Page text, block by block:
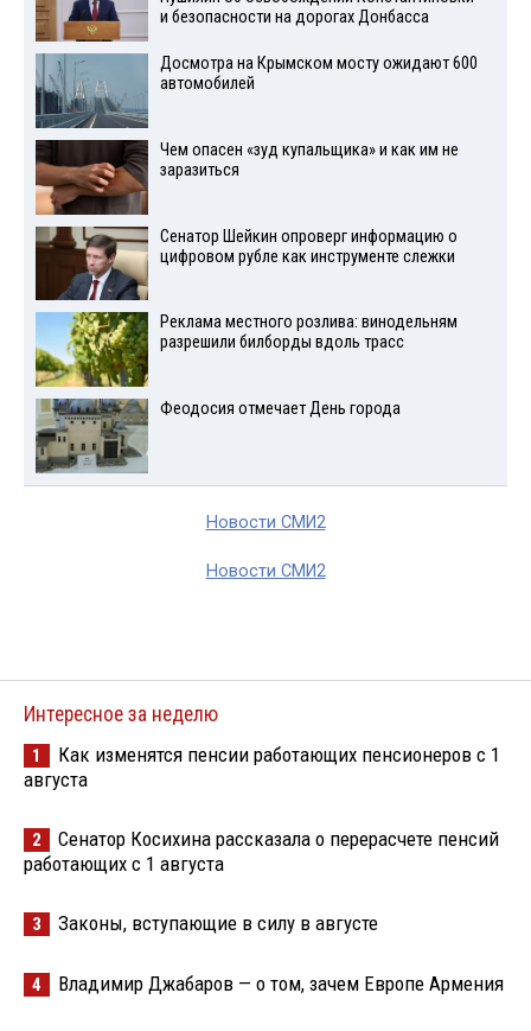
и безопасности на дорогах Донбасса
Досмотра на Крымском мосту ожидают 600
автомобилей
Чем опасен «зуд купальщика» и как им не
заразиться
Сенатор Шейкин опроверг информацию о
цифровом рубле как инструменте слежки
Реклама местного розлива: винодельням
разрешили билборды вдоль трасс
Феодосия отмечает День города
Новости СМИ2
Новости СМИ2
Интересное за неделю
1
Как изменятся пенсии работающих пенсионеров с 1
августа
2
Сенатор Косихина рассказала о перерасчете пенсий
работающих с 1 августа
3 Законы, вступающие в силу в августе
4 Владимир Джабаров — о том, зачем Европе Армения